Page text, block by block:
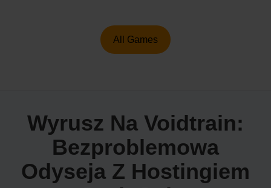
All Games
Wyrusz Na Voidtrain:
Bezproblemowa
Odyseja Z Hostingiem